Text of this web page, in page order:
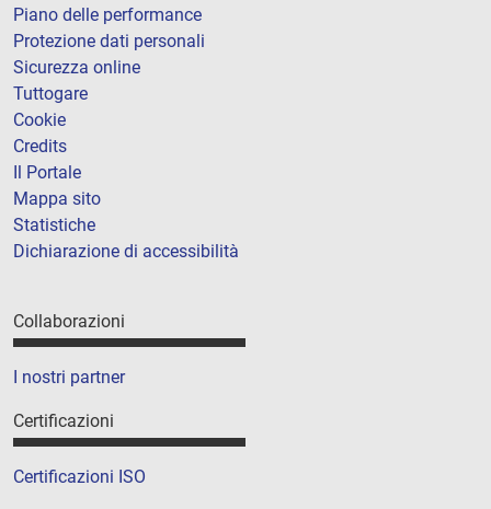
Piano delle performance
Protezione dati personali
Sicurezza online
Tuttogare
Cookie
Credits
Il Portale
Mappa sito
Statistiche
Dichiarazione di accessibilità
Collaborazioni
I nostri partner
Certificazioni
Certificazioni ISO